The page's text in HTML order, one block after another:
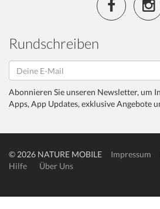
Rundschreiben
Abonnieren Sie unseren Newsletter, um
Apps, App Updates, exklusive Angebote
© 2026 NATURE MOBILE Impressum
Hilfe
Über Uns